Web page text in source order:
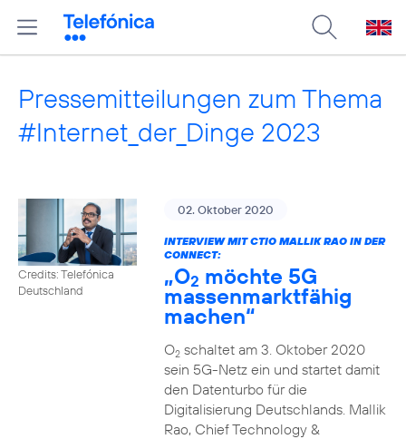
Pressemitteilungen zum Thema
#Internet_der_Dinge 2023
Credits: Telefónica
Deutschland
02. Oktober 2020
INTERVIEW MIT CTIO MALLIK RAO IN DER
CONNECT:
„O2 möchte 5G
massenmarktfähig
machen“
O2schaltet am 3. Oktober 2020
sein 5G-Netz ein und startet damit
den Datenturbo für die
Digitalisierung Deutschlands. Mallik
Rao, Chief Technology &